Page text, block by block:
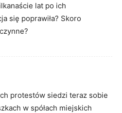
lat po ich
się poprawiła? Skoro
protestów siedzi teraz sobie
w spółach miejskich